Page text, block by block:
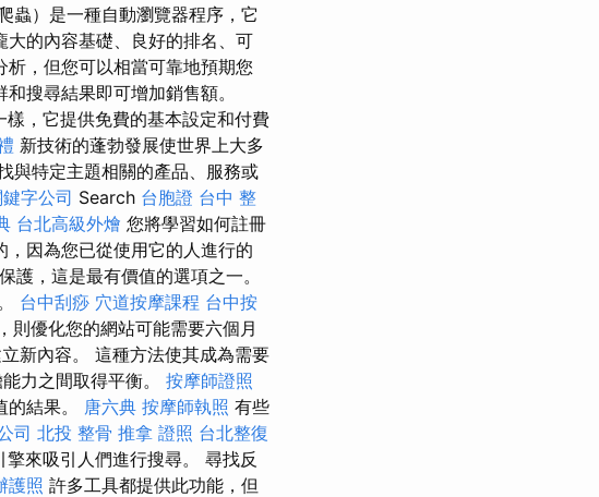
蟲）是一種自動瀏覽器程序，它
的內容基礎、良好的排名、可
，但您可以相當可靠地預期您
搜尋結果即可增加銷售額。
，它提供免費的基本設定和付費
新技術的蓬勃發展使世界上大多
與特定主題相關的產品、服務或
字公司 Search 台胞證 台中 整
台北高級外燴 您將學習如何註冊
因為您已從使用它的人進行的
護，這是最有價值的選項之一。
台中刮痧 穴道按摩課程 台中按
則優化您的網站可能需要六個月
新內容。 這種方法使其成為需要
力之間取得平衡。 按摩師證照
結果。 唐六典 按摩師執照 有些
司 北投 整骨 推拿 證照 台北整復
來吸引人們進行搜尋。 尋找反
護照 許多工具都提供此功能，但